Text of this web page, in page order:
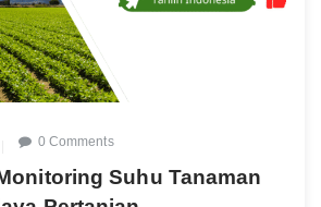
0 Comments
Suhu Tanaman